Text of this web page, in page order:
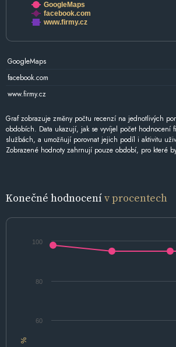
GoogleMaps
facebook.com
www.firmy.cz
GoogleMaps
facebook.com
www.firmy.cz
Graf zobrazuje změny počtu recenzí na jednotlivých
obdobích. Data ukazují, jak se vyvíjel počet hodnocení
službách, a umožňují porovnat jejich podíl i aktivitu
Zobrazené hodnoty zahrnují pouze období, pro které
Konečné hodnocenív procentech
%
60
80
100